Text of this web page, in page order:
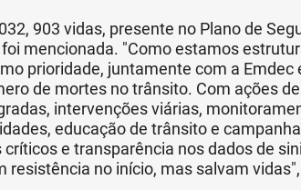
903 vidas, presente no Plano de
mencionada. "Como estamos
prioridade, juntamente com a Emdec
de mortes no trânsito. Com ações de
intervenções viárias,
educação de trânsito e
e transparência nos dados de
resistência no início, mas salvam